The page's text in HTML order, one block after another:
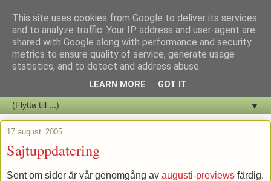
Staffars Seriers Blog
Vi skriver om serienyheter av alla de slag samt om vad som sker i
▼
17 augusti 2005
Sajtuppdatering
Sent om sider är vår genomgång av augusti-previews färdig.
This site uses cookies from Google to deliver its services
and to analyze traffic. Your IP address and user-agent are
shared with Google along with performance and security
metrics to ensure quality of service, generate usage
statistics, and to detect and address abuse.
LEARN MORE GOT IT